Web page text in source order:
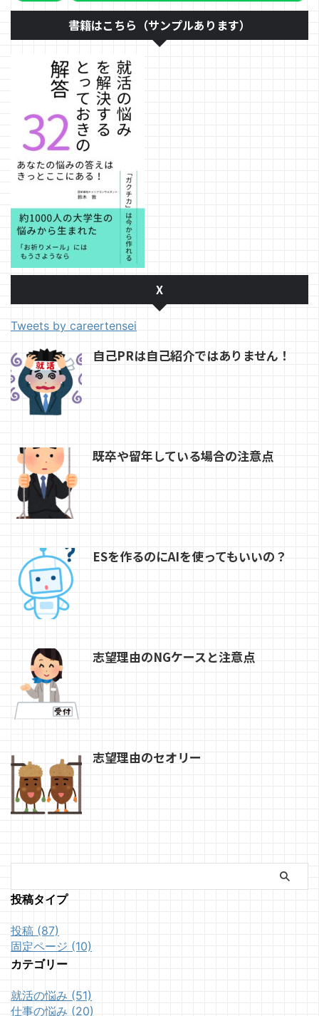
書籍はこちら（サンプルあります）
X
Tweets by careertensei
自己PRは自己紹介ではありません！
既卒や留年している場合の注意点
ESを作るのにAIを使ってもいいの？
志望理由のNGケースと注意点
志望理由のセオリー
投稿タイプ
投稿 (87)
固定ページ (10)
カテゴリー
就活の悩み (51)
仕事の悩み (20)